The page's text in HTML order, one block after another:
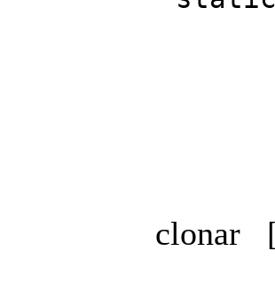
clonar